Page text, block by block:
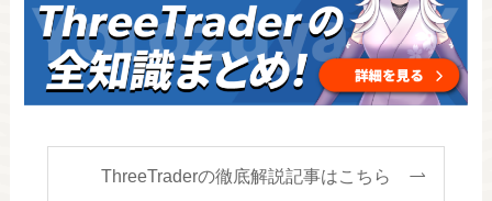
ThreeTraderの徹底解説記事はこちら